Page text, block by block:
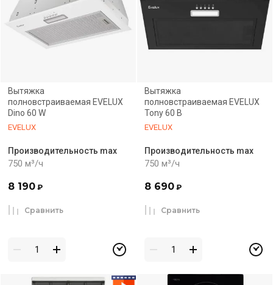
Вытяжка
полновстраиваемая EVELUX
Dino 60 W
EVELUX
Производительность max
750 м³/ч
8 190 ₽
Сравнить
Вытяжка
полновстраиваемая EVELUX
Tony 60 B
EVELUX
Производительность max
750 м³/ч
8 690 ₽
Сравнить